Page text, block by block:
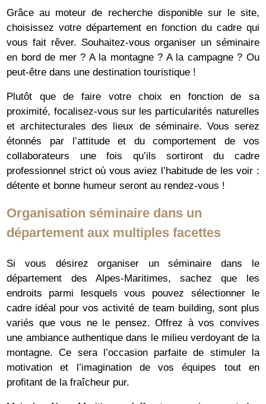
Grâce au moteur de recherche disponible sur le site,
choisissez votre département en fonction du cadre qui
vous fait rêver. Souhaitez-vous organiser un séminaire
en bord de mer ? A la montagne ? A la campagne ? Ou
peut-être dans une destination touristique !
Plutôt que de faire votre choix en fonction de sa
proximité, focalisez-vous sur les particularités naturelles
et architecturales des lieux de séminaire. Vous serez
étonnés par l’attitude et du comportement de vos
collaborateurs une fois qu’ils sortiront du cadre
professionnel strict où vous aviez l’habitude de les voir :
détente et bonne humeur seront au rendez-vous !
Organisation séminaire dans un
département aux multiples facettes
Si vous désirez organiser un séminaire dans le
département des Alpes-Maritimes, sachez que les
endroits parmi lesquels vous pouvez sélectionner le
cadre idéal pour vos activité de team building, sont plus
variés que vous ne le pensez. Offrez à vos convives
une ambiance authentique dans le milieu verdoyant de la
montagne. Ce sera l’occasion parfaite de stimuler la
motivation et l’imagination de vos équipes tout en
profitant de la fraîcheur pur.